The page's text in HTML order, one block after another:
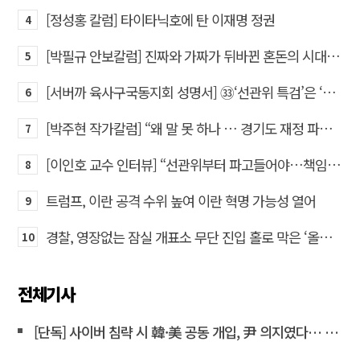
4 [정성홍 칼럼] 타이타닉호에 탄 이재명 정권
5 [박필규 안보칼럼] 진짜와 가짜가 뒤바뀐 혼돈의 시대, 안보 파탄은 막아야
6 [서버까 육사구국동지회 성명서] ㉝‘선관위 특검’은 ‘부정선거 특검’으로 명명하고 박주현 변호사를 ‘특검’으로 임명하라!
7 [박주현 작가칼럼] “왜 말 못 하나 … 경기도 재정 파탄의 진짜 원인을”
8 [이인호 교수 인터뷰] “선관위부터 파고들어야…책임자 직접 고발하라”
9 트럼프, 이란 공격 수위 높여 이란 혁명 가능성 열어
10 경찰, 영장없는 잠실 개표소 무단 진입 홀로 막은 ‘올다르크’ 불구속 송치
전체기사
[단독] 사이버 침략 시 韓·美 공동 개입, 尹 의지였다… 김용현 장관 옥중 서신서 밝혀